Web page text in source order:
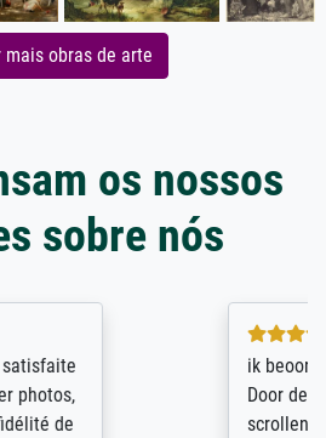
mais obras de arte
os nossos
sobre nós
zeer positief.
kunstenaars
onbegonnen werk (na